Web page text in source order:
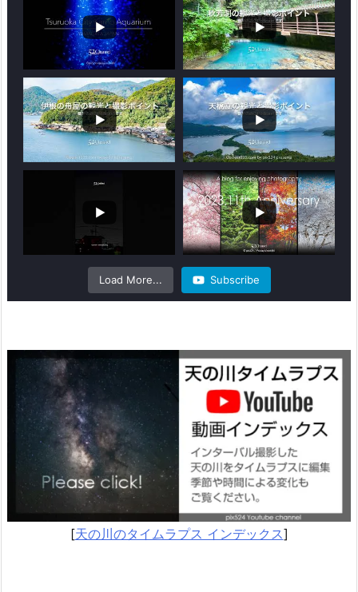
Load More... Subscribe
[天の川のタイムラプス インデックス]